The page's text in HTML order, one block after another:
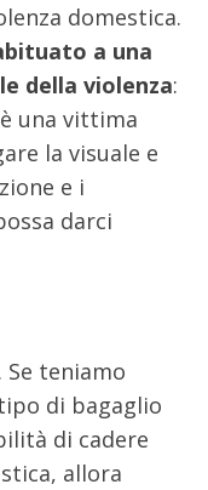
domestica.
a una
della violenza:
una vittima
la visuale e
e i
darci
. Se teniamo
di bagaglio
di cadere
allora